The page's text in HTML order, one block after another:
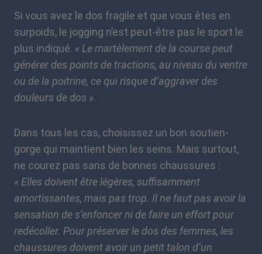
Si vous avez le dos fragile et que vous êtes en
surpoids, le jogging n’est peut-être pas le sport le
plus indiqué. « Le martèlement de la course peut
générer des points de tractions, au niveau du ventre
ou de la poitrine, ce qui risque d’aggraver des
douleurs de dos ».
Dans tous les cas, choisissez un bon soutien-
gorge qui maintient bien les seins. Mais surtout,
ne courez pas sans de bonnes chaussures :
« Elles doivent être légères, suffisamment
amortissantes, mais pas trop. Il ne faut pas avoir la
sensation de s’enfoncer ni de faire un effort pour
redécoller. Pour préserver le dos des femmes, les
chaussures doivent avoir un petit talon d’un